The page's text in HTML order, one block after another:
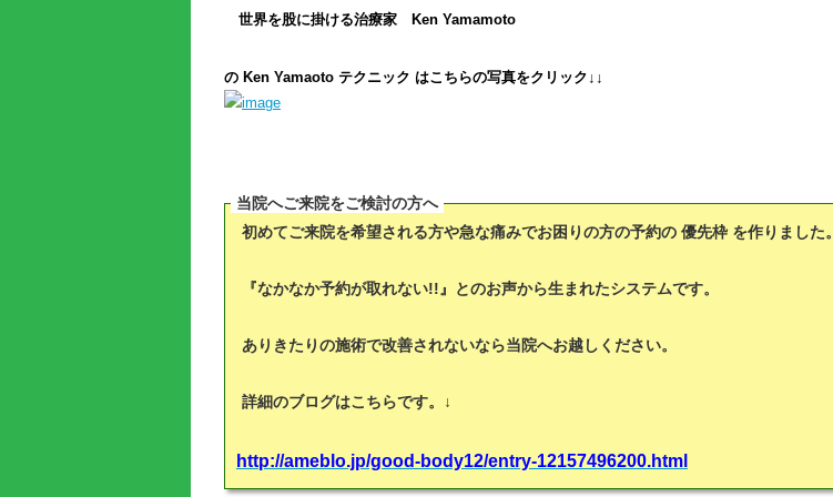
世界を股に掛ける治療家 Ken Yamamoto
の Ken Yamaoto テクニック はこちらの写真をクリック↓↓
当院へご来院をご検討の方へ
初めてご来院を希望される方や急な痛みでお困りの方の予約の 優先枠 を作りました。
『なかなか予約が取れない!!』とのお声から生まれたシステムです。
ありきたりの施術で改善されないなら当院へお越しください。
詳細のブログはこちらです。↓
http://ameblo.jp/good-body12/entry-12157496200.html